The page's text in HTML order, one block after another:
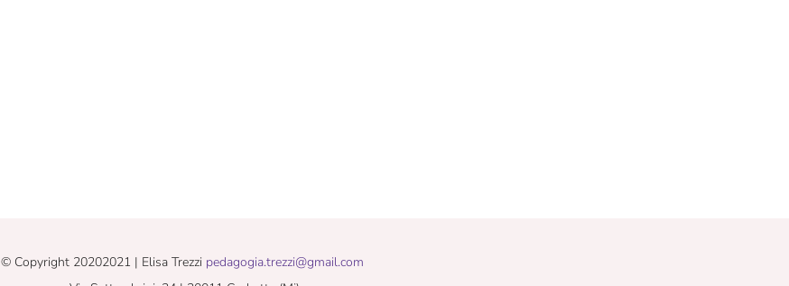
© Copyright 20202021 | Elisa Trezzi pedagogia.trezzi@gmail.com